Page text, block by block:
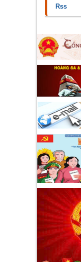
Rss